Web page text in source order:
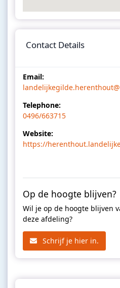
Contact Details
Email:
Telephone:
0496/663715
Website:
https://
Op de hoogte blijven?
Wil je op de hoogte blijven
deze afdeling?
Schrijf je hier in.